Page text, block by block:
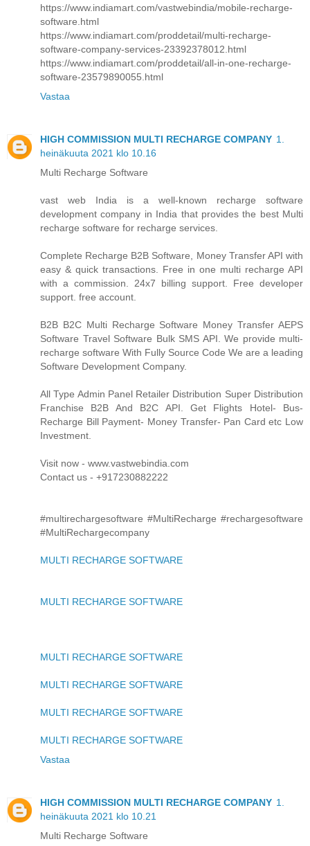
https://www.indiamart.com/vastwebindia/mobile-recharge-
software.html
https://www.indiamart.com/proddetail/multi-recharge-
software-company-services-23392378012.html
https://www.indiamart.com/proddetail/all-in-one-recharge-
software-23579890055.html
Vastaa
HIGH COMMISSION MULTI RECHARGE COMPANY 1.
heinäkuuta 2021 klo 10.16
Multi Recharge Software
vast web India is a well-known recharge software
development company in India that provides the best Multi
recharge software for recharge services.
Complete Recharge B2B Software, Money Transfer API with
easy & quick transactions. Free in one multi recharge API
with a commission. 24x7 billing support. Free developer
support. free account.
B2B B2C Multi Recharge Software Money Transfer AEPS
Software Travel Software Bulk SMS API. We provide multi-
recharge software With Fully Source Code We are a leading
Software Development Company.
All Type Admin Panel Retailer Distribution Super Distribution
Franchise B2B And B2C API. Get Flights Hotel- Bus-
Recharge Bill Payment- Money Transfer- Pan Card etc Low
Investment.
Visit now - www.vastwebindia.com
Contact us - +917230882222
#multirechargesoftware #MultiRecharge #rechargesoftware
#MultiRechargecompany
MULTI RECHARGE SOFTWARE
MULTI RECHARGE SOFTWARE
MULTI RECHARGE SOFTWARE
MULTI RECHARGE SOFTWARE
MULTI RECHARGE SOFTWARE
MULTI RECHARGE SOFTWARE
Vastaa
HIGH COMMISSION MULTI RECHARGE COMPANY 1.
heinäkuuta 2021 klo 10.21
Multi Recharge Software